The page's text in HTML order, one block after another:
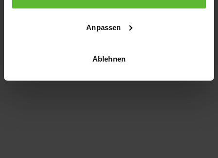
Anpassen
Ablehnen